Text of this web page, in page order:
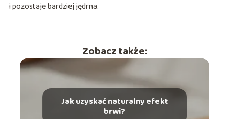
i pozostaje bardziej jędrna.
Zobacz także:
Jak uzyskać naturalny efekt
brwi?